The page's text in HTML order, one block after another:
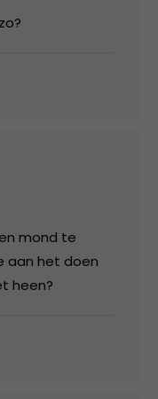
mond te
aan het doen
heen?